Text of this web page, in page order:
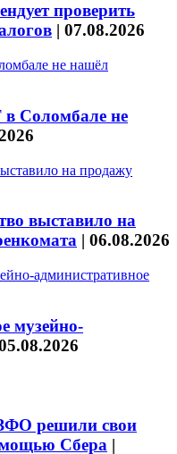
проверить
| 07.08.2026
Соломбале не
выставило на
| 06.08.2026
музейно-
решили свои
Сбера |